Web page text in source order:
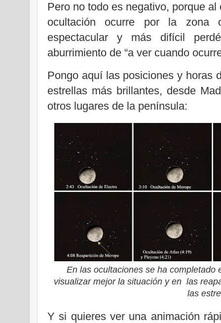
Pero no todo es negativo, porque
ocultación ocurre por la zona
espectacular y más difícil
aburrimiento de “a ver cuando
Pongo aquí las posiciones y horas
estrellas más brillantes, desde
otros lugares de la península:
En las ocultaciones se ha
visualizar mejor la situación y en las
las
Y si quieres ver una animación